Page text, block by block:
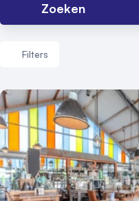
Zoeken
Filters
Aantal zalen
1 - 5 zalen
6 - 10 zalen
10 of meer zalen
Aantal personen